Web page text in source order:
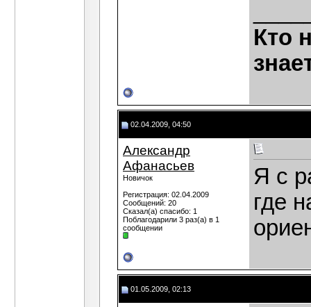
Кто
02.04.2009, 04:50
Александр
Афанасьев
Новичок
Регистрация: 02.04.2009
Сообщений: 20
Сказал(а) спасибо: 1
Поблагодарили 3 раз(а) в 1
сообщении
Я с
где
01.05.2009, 02:13